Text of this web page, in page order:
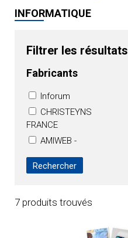
INFORMATIQUE
Filtrer les résultats
Fabricants
Inforum
CHRISTEYNS
FRANCE
AMIWEB -
ABS France
7 produits trouvés